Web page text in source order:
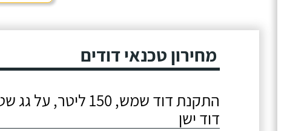
מחירון טכנאי דודים
התקנת דוד שמש, 150
דוד ישן